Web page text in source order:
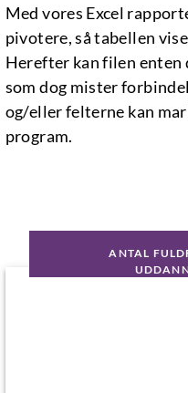
Med vores Excel
pivotere, så tabellen
Herefter kan filen enten
som dog mister
og/eller felterne kan
program.
ANTAL